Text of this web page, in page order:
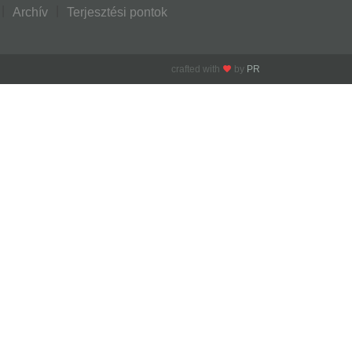
Archív Terjesztési pontok
crafted with by PR